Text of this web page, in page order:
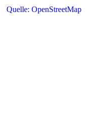
Quelle: OpenStreetMap